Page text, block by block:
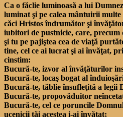
Ca o făclie luminoasă a lui
luminat şi pe calea mântuirii
căci Hristos îndrumător şi
iubitori de pustnicie, care, precum
şi tu pe pajiştea cea de viaţă
tine, cel ce ai lucrat şi ai învăţat,
cinstim:
Bucură-te, izvor al învăţăturilor
Bucură-te, locaş bogat al
Bucură-te, tăblie însufleţită a legii
Bucură-te, propovăduitor
Bucură-te, cel ce poruncile
ucenicii tăi acestea i-ai învăţat;